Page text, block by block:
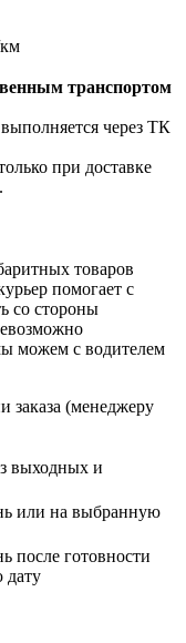
транспортом
через ТК
при доставке
товаров
помогает с
со стороны
можем с водителем
заказа (менеджеру
выходных и
или на выбранную
после готовности
дату